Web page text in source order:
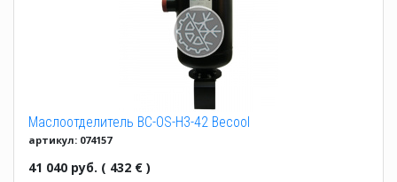
Маслоотделитель BC-OS-H3-42 Becool
артикул: 074157
41 040 руб. ( 432 € )